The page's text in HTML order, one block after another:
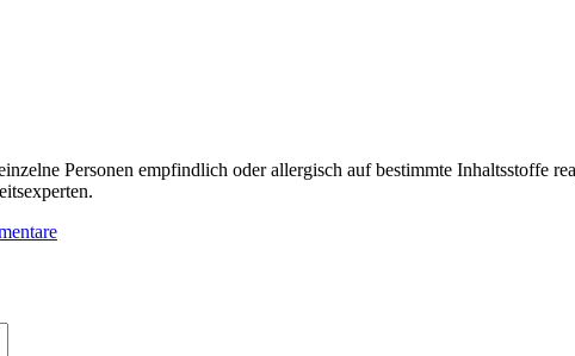
Personen empfindlich oder allergisch auf bestimmte Inhaltsstoffe